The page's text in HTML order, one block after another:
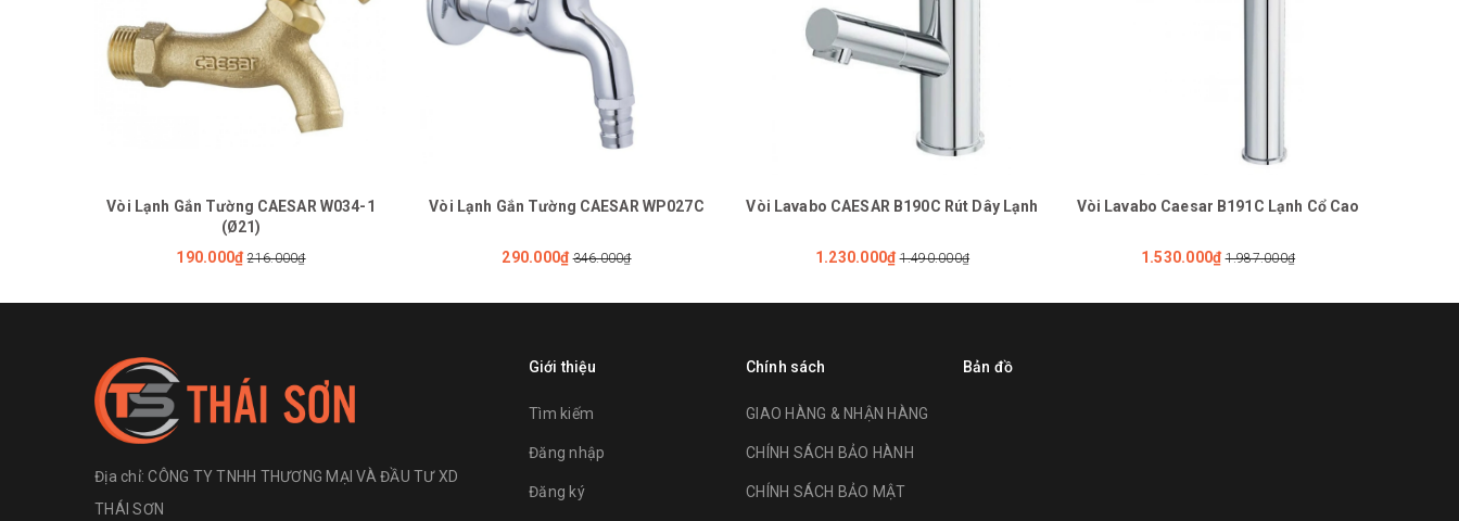
Vòi Lạnh Gắn Tường CAESAR W034-1
(Ø21)
190.000₫ 216.000₫
Vòi Lạnh Gắn Tường CAESAR WP027C
290.000₫ 346.000₫
Vòi Lavabo CAESAR B190C Rút Dây Lạnh
1.230.000₫ 1.490.000₫
Vòi Lavabo Caesar B191C Lạnh Cổ Cao
1.530.000₫ 1.987.000₫
Địa chỉ:CÔNG TY TNHH THƯƠNG MẠI VÀ ĐẦU TƯ XD
THÁI SƠN
Giới thiệu
Tìm kiếm
Đăng nhập
Đăng ký
Chính sách
GIAO HÀNG & NHẬN HÀNG
CHÍNH SÁCH BẢO HÀNH
CHÍNH SÁCH BẢO MẬT
Bản đồ